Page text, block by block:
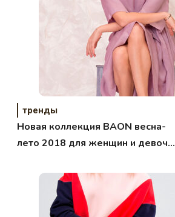
тренды
Новая коллекция BAON весна-
лето 2018 для женщин и девочек